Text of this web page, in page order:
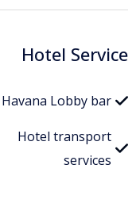
Hotel Service
Havana Lobby bar
Hotel transport
services